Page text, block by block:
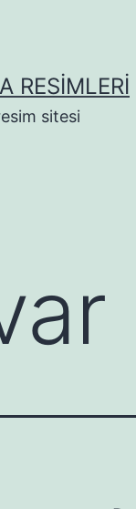
RESIMLERI
sitesi